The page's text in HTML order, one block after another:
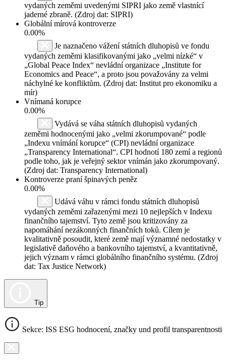
vydaných zeměmi uvedenými SIPRI jako země vlastnící
jaderné zbraně. (Zdroj dat: SIPRI)
Globální mírová kontroverze
0.00%
Je naznačeno vážení státních dluhopisů ve fondu
vydaných zeměmi klasifikovanými jako „velmi nízké“ v
„Global Peace Index“ nevládní organizace „Institute for
Economics and Peace“, a proto jsou považovány za velmi
náchylné ke konfliktům. (Zdroj dat: Institut pro ekonomiku a
mír)
Vnímaná korupce
0.00%
Vydává se váha státních dluhopisů vydaných
zeměmi hodnocenými jako „velmi zkorumpované“ podle
„Indexu vnímání korupce“ (CPI) nevládní organizace
„Transparency International“. CPI hodnotí 180 zemí a regionů
podle toho, jak je veřejný sektor vnímán jako zkorumpovaný.
(Zdroj dat: Transparency International)
Kontroverze praní špinavých peněz
0.00%
Udává váhu v rámci fondu státních dluhopisů
vydaných zeměmi zařazenými mezi 10 nejlepších v Indexu
finančního tajemství. Tyto země jsou kritizovány za
napomáhání nezákonných finančních toků. Cílem je
kvalitativně posoudit, které země mají významné nedostatky v
legislativě daňového a bankovního tajemství, a kvantitativně,
jejich význam v rámci globálního finančního systému. (Zdroj
dat: Tax Justice Network)
Tip
Sekce: ISS ESG hodnocení, značky und profil transparentnosti